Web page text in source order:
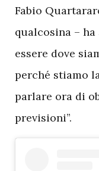
Fabio
qualcosina –
essere dove
perché stiamo
parlare ora di
previsioni”.